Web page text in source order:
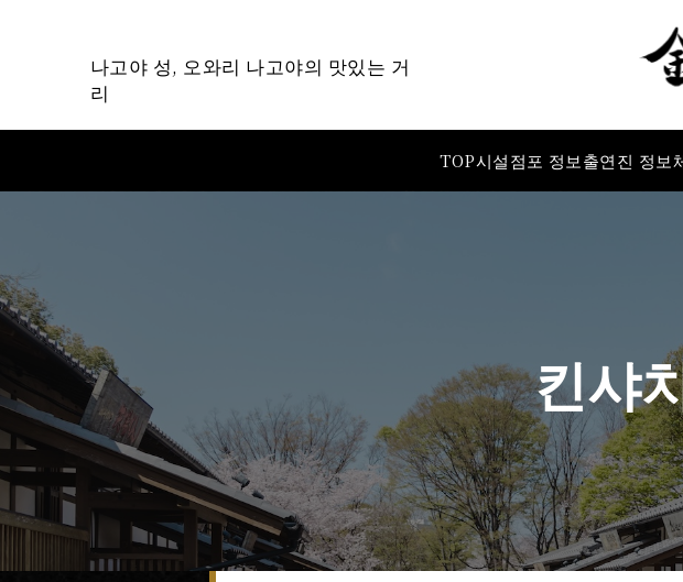
나고야 성, 오와리 나고야의 맛있는 거
리
TOP시설점포 정보출연진 정보
킨샤